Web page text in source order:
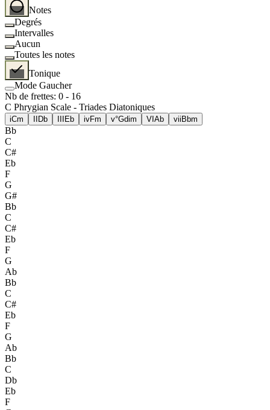
Notes
Degrés
Intervalles
Aucun
Toutes les notes
Tonique
Mode Gaucher
Nb de frettes: 0 - 16
C Phrygian Scale - Triades Diatoniques
iCm Db Eb ivFm v°Gdim VI Ab vii Bbm
Bb
C
C#
Eb
F
G
G#
Bb
C
C#
Eb
F
G
Ab
Bb
C
C#
Eb
F
G
Ab
Bb
C
Db
Eb
F